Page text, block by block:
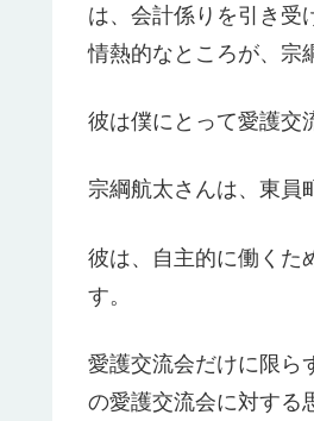
は、会計係りを引き受
情熱的なところが、宗
彼は僕にとって愛護交
宗綱航太さんは、東員
彼は、自主的に働くた
す。
愛護交流会だけに限ら
の愛護交流会に対する